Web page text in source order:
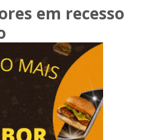
em recesso